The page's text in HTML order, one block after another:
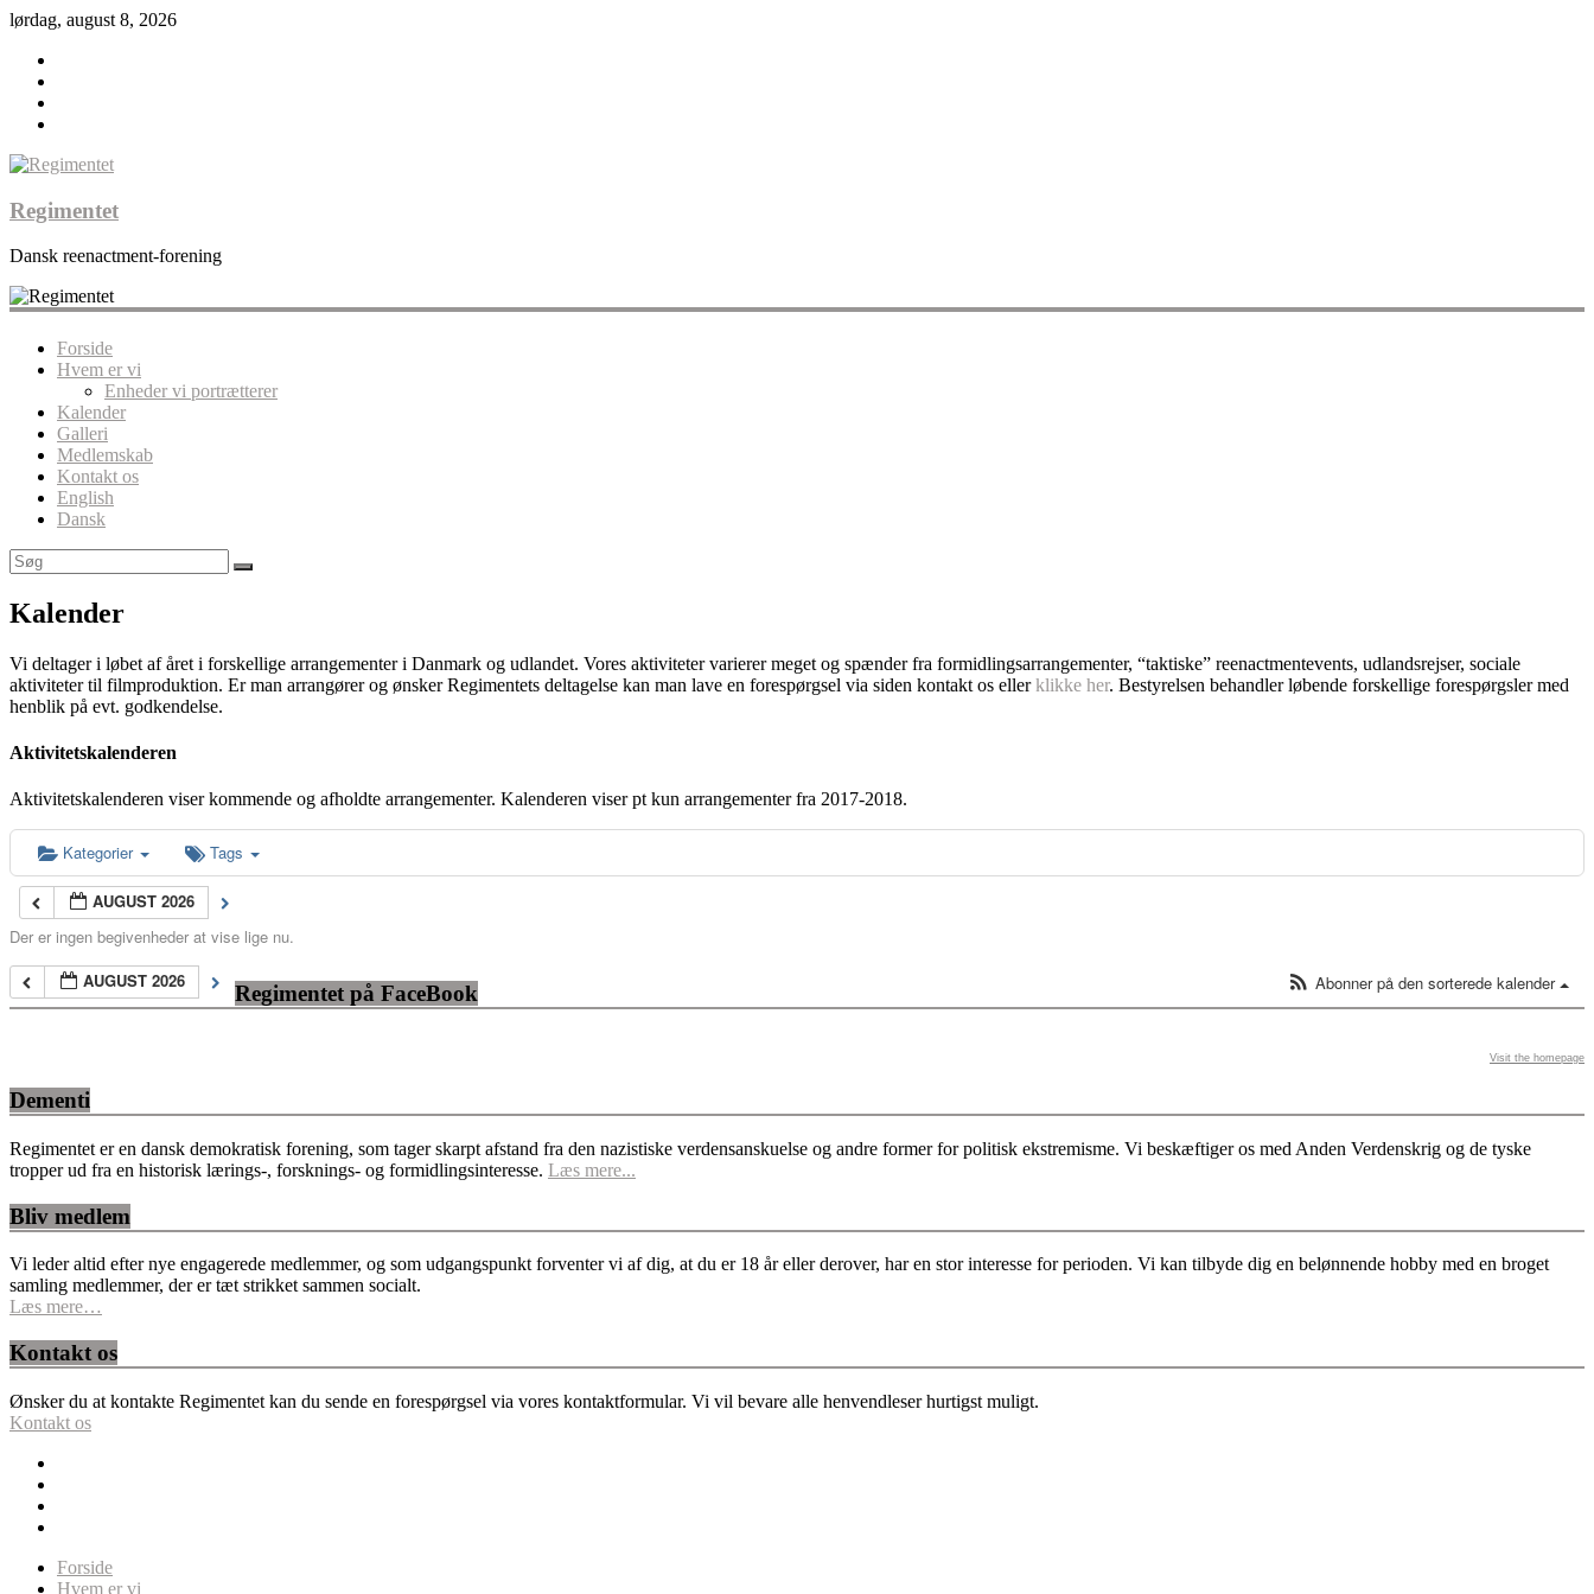
lørdag, august 8, 2026
Regimentet
Dansk reenactment-forening
Forside
Hvem er vi
Enheder vi portrætterer
Kalender
Galleri
Medlemskab
Kontakt os
English
Dansk
Kalender
Vi deltager i løbet af året i forskellige arrangementer i Danmark og udlandet. Vores aktiviteter varierer meget og spænder fra formidlingsarrangementer, “taktiske” reenactmentevents, udlandsrejser, sociale
aktiviteter til filmproduktion. Er man arrangører og ønsker Regimentets deltagelse kan man lave en forespørgsel via siden kontakt os ellerklikke her. Bestyrelsen behandler løbende forskellige forespørgsler med
henblik på evt. godkendelse.
Aktivitetskalenderen
Aktivitetskalenderen viser kommende og afholdte arrangementer. Kalenderen viser pt kun arrangementer fra 2017-2018.
Kategorier Tags
AUGUST 2026
Der er ingen begivenheder at vise lige nu.
AUGUST 2026
Abonner på den sorterede kalender
Regimentet på FaceBook
Visit the homepage
Dementi
Regimentet er en dansk demokratisk forening, som tager skarpt afstand fra den nazistiske verdensanskuelse og andre former for politisk ekstremisme. Vi beskæftiger os med Anden Verdenskrig og de tyske
tropper ud fra en historisk lærings-, forsknings- og formidlingsinteresse. Læs mere...
Bliv medlem
Vi leder altid efter nye engagerede medlemmer, og som udgangspunkt forventer vi af dig, at du er 18 år eller derover, har en stor interesse for perioden. Vi kan tilbyde dig en belønnende hobby med en broget
samling medlemmer, der er tæt strikket sammen socialt.
Læs mere…
Kontakt os
Ønsker du at kontakte Regimentet kan du sende en forespørgsel via vores kontaktformular. Vi vil bevare alle henvendleser hurtigst muligt.
Kontakt os
Forside
Hvem er vi